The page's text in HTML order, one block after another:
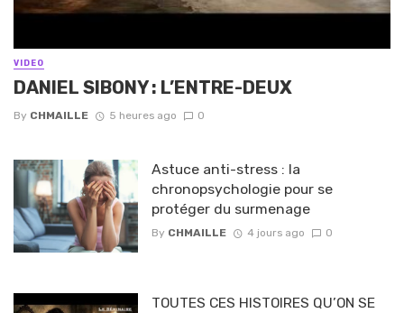
VIDEO
DANIEL SIBONY : L’ENTRE-DEUX
By CHMAILLE 5 heures ago 0
Astuce anti-stress : la
chronopsychologie pour se
protéger du surmenage
By CHMAILLE 4 jours ago 0
TOUTES CES HISTOIRES QU’ON SE